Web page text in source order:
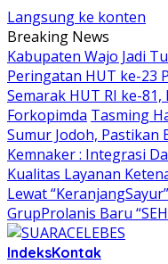
Langsung ke konten
Breaking News
Kabupaten Wajo Jadi
Peringatan HUT ke-23
Semarak HUT RI ke-
Forkopimda Tasming
Sumur Jodoh, Pastikan
Kemnaker : Integrasi
Kualitas Layanan
Lewat
GrupProlanis Baru
IndeksKontak